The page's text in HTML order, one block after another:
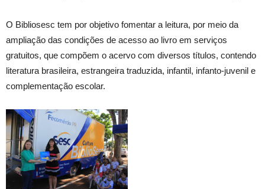
O Bibliosesc tem por objetivo fomentar a leitura, por meio da
ampliação das condições de acesso ao livro em serviços
gratuitos, que compõem o acervo com diversos títulos, contendo
literatura brasileira, estrangeira traduzida, infantil, infanto-juvenil e
complementação escolar.